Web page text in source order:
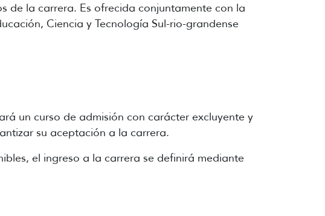
de la carrera. Es ofrecida conjuntamente con la
Ciencia y Tecnología Sul-rio-grandense
un curso de admisión con carácter excluyente y
su aceptación a la carrera.
el ingreso a la carrera se definirá mediante